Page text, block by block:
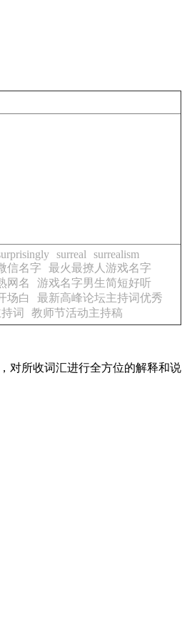
surreal
surrealism
信名字
最火最撩人游戏名字
网名
游戏名字男生简短好听
场白
最新高峰论坛主持词优秀
词 教师节活动主持稿
对所收词汇进行全方位的解释和说